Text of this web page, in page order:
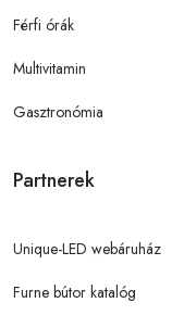
Férfi órák
Multivitamin
Gasztronómia
Partnerek
Unique-LED webáruház
Furne bútor katalóg